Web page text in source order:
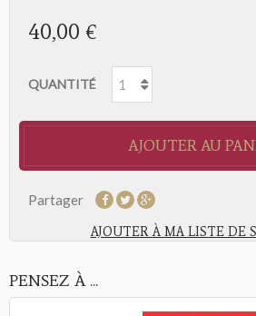
40,00 €
QUANTITÉ
AJOUTER AU
Partager
AJOUTER À MA LISTE DE
PENSEZ À ...